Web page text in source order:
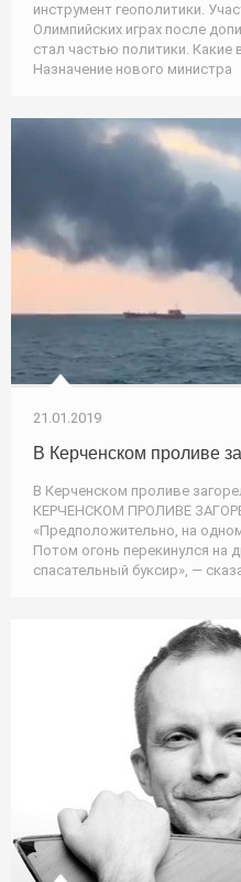
инструмент геополитики.
Олимпийских играх после
стал частью политики.
Назначение нового министра
21.01.2019
В Керченском проливе
В Керченском проливе
КЕРЧЕНСКОМ ПРОЛИВЕ
«Предположительно, на
Потом огонь перекинулся на
спасательный буксир», —